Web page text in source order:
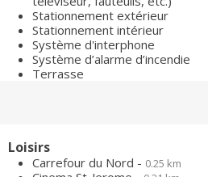
Stationnement extérieur
Stationnement intérieur
Système d'interphone
Système d’alarme d’incendie
Terrasse
Loisirs
Carrefour du Nord - 0.25 km